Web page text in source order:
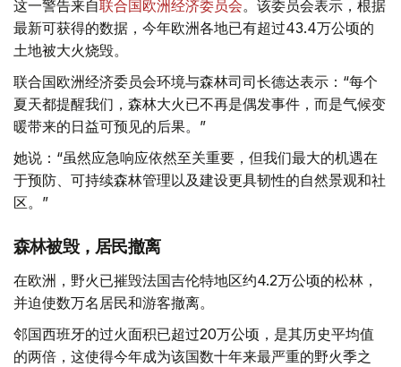
这一警告来自联合国欧洲经济委员会。该委员会表示，根据
最新可获得的数据，今年欧洲各地已有超过43.4万公顷的
土地被大火烧毁。
联合国欧洲经济委员会环境与森林司司长德达表示：“每个
夏天都提醒我们，森林大火已不再是偶发事件，而是气候变
暖带来的日益可预见的后果。”
她说：“虽然应急响应依然至关重要，但我们最大的机遇在
于预防、可持续森林管理以及建设更具韧性的自然景观和社
区。”
森林被毁，居民撤离
在欧洲，野火已摧毁法国吉伦特地区约4.2万公顷的松林，
并迫使数万名居民和游客撤离。
邻国西班牙的过火面积已超过20万公顷，是其历史平均值
的两倍，这使得今年成为该国数十年来最严重的野火季之